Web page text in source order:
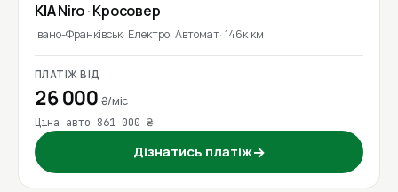
KIANiro· Кросовер
Івано-Франківськ Електро Автомат 146к км
ПЛАТІЖ ВІД
26 000 ₴/міс
Ціна авто 861 000 ₴
Дізнатись платіж→